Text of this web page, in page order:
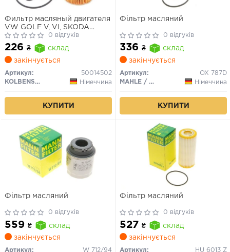
Фильтр масляный двигателя
VW GOLF V, VI, SKODA
OCTAVIA II 1.6-2.0 TDI 03-
(пр-во KOLBENSCHMIDT)
0 відгуків
226 ₴
склад
закінчується
Артикул:
50014502
KOLBENSCHMIDT
Німеччина
КУПИТИ
Фільтр масляний
0 відгуків
336 ₴
склад
закінчується
Артикул:
OX 787D
MAHLE / KNECHT
Німеччина
КУПИТИ
Фільтр масляний
0 відгуків
559 ₴
склад
закінчується
Артикул:
W 712/94
Фільтр масляний
0 відгуків
527 ₴
склад
закінчується
Артикул:
HU 6013 Z